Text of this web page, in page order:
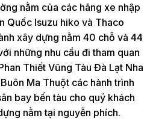
nằm của các hãng xe nhập
Quốc Isuzu hiko và Thaco
xây dựng nằm 40 chỗ và 44
những nhu cầu đi tham quan
Thiết Vũng Tàu Đà Lạt Nha
Ma Thuột các hành trình
bay bến tàu cho quý khách
nằm tại nguyễn phích.